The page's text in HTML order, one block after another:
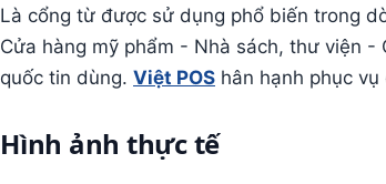
Là cổng từ được sử dụng phổ biến trong
Cửa hàng mỹ phẩm - Nhà sách, thư viện
quốc tin dùng. Việt POS hân hạnh phục vụ
Hình ảnh thực tế